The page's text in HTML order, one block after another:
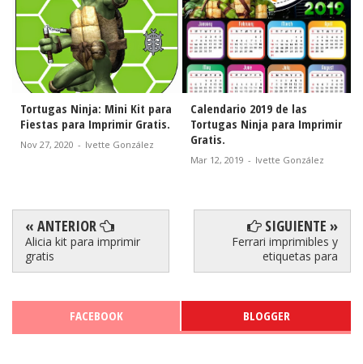
Tortugas Ninja: Mini Kit para
Fiestas para Imprimir Gratis.
Nov 27, 2020 - Ivette González
Calendario 2019 de las
Tortugas Ninja para Imprimir
Gratis.
Mar 12, 2019 - Ivette González
« ANTERIOR
Alicia kit para imprimir
gratis
SIGUIENTE »
Ferrari imprimibles y
etiquetas para
FACEBOOK BLOGGER